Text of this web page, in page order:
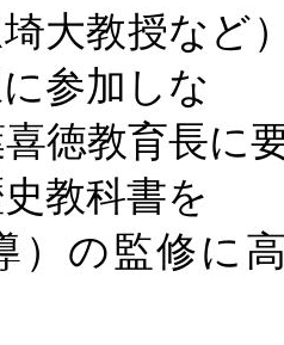
大教授など
参加しな
徳教育長に
教科書を
）の監修に